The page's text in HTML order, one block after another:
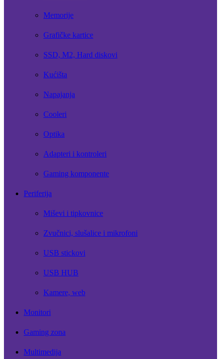
Memorije
Grafičke kartice
SSD, M2, Hard diskovi
Kućišta
Napajanja
Cooleri
Optika
Adapteri i kontroleri
Gaming komponente
Periferija
Miševi i tipkovnice
Zvučnici, slušalice i mikrofoni
USB stickovi
USB HUB
Kamere, web
Monitori
Gaming zona
Multimedija